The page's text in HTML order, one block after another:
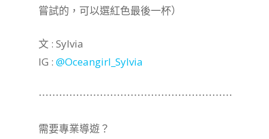
嘗試的，可以選紅色最後一杯）
文 : Sylvia
IG : @Oceangirl_Sylvia
⋯⋯⋯⋯⋯⋯⋯⋯⋯⋯⋯⋯⋯⋯⋯⋯⋯⋯⋯
需要專業導遊？